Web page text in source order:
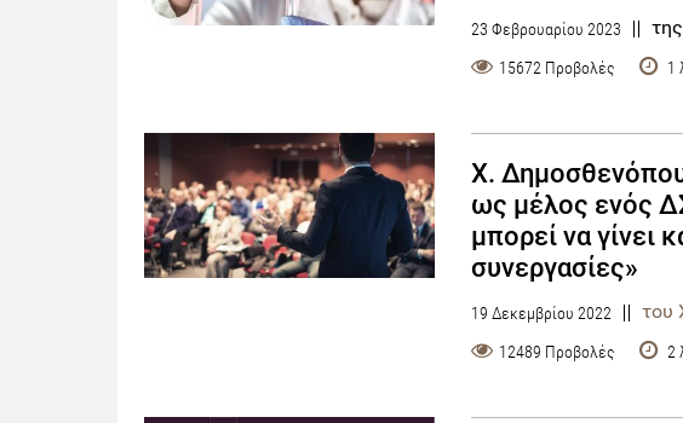
23 Φεβρουαρίου 2023
15672 Προβολές 1
Χ.
ως μέλος ενός
μπορεί να γίνει
συνεργασίες»
19 Δεκεμβρίου 2022 του
12489 Προβολές 2